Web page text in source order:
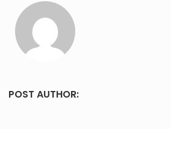
POST AUTHOR: